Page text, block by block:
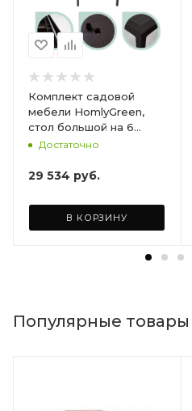
Комплект садовой
мебели HomlyGreen,
стол большой на 6
персон 153х79х70, 6
бордовыми подушками
Достаточно
29 534 руб.
В КОРЗИНУ
Популярные товары